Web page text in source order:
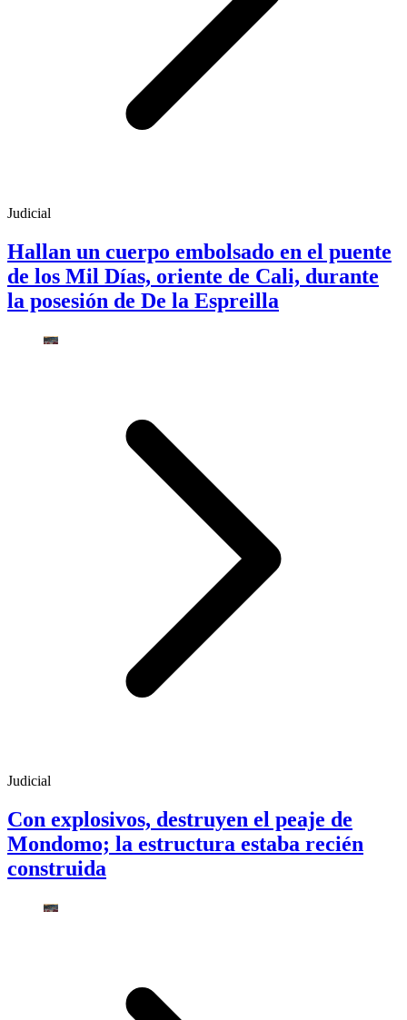
Judicial
Hallan un cuerpo embolsado en el puente
de los Mil Días, oriente de Cali, durante
la posesión de De la Espreilla
Judicial
Con explosivos, destruyen el peaje de
Mondomo; la estructura estaba recién
construida